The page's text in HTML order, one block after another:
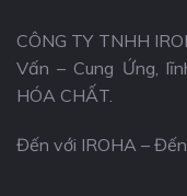
CÔNG TY TNHH
Vấn – Cung Ứng,
HÓA CHẤT.
Đến với IROHA –